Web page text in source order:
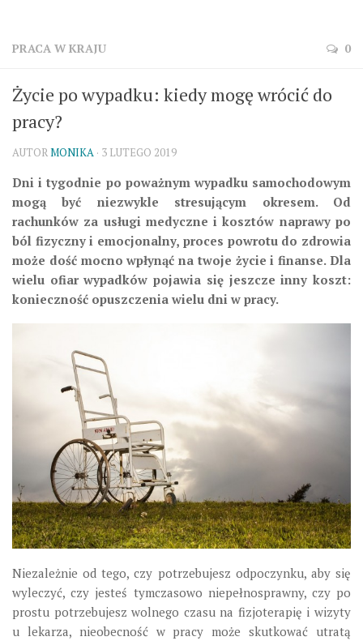
PRACA W KRAJU 0
Życie po wypadku: kiedy mogę wrócić do
pracy?
AUTORMONIKA · 3 LUTEGO 2019
Dni i tygodnie po poważnym wypadku samochodowym
mogą być niezwykle stresującym okresem. Od
rachunków za usługi medyczne i kosztów naprawy po
ból fizyczny i emocjonalny, proces powrotu do zdrowia
może dość mocno wpłynąć na twoje życie i finanse. Dla
wielu ofiar wypadków pojawia się jeszcze inny koszt:
konieczność opuszczenia wielu dni w pracy.
Niezależnie od tego, czy potrzebujesz odpoczynku, aby się
wyleczyć, czy jesteś tymczasowo niepełnosprawny, czy po
prostu potrzebujesz wolnego czasu na fizjoterapię i wizyty
u lekarza, nieobecność w pracy może skutkować utratą